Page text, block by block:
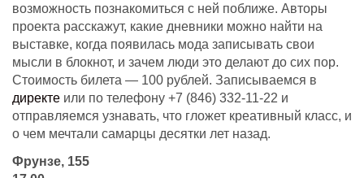
возможность познакомиться с ней поближе. Авторы
проекта расскажут, какие дневники можно найти на
выставке, когда появилась мода записывать свои
мысли в блокнот, и зачем люди это делают до сих пор.
Стоимость билета — 100 рублей. Записываемся в
директе или по телефону +7 (846) 332-11-22 и
отправляемся узнавать, что гложет креативный класс, и
о чем мечтали самарцы десятки лет назад.
Фрунзе, 155